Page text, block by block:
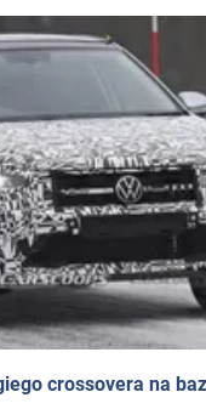
crossovera na